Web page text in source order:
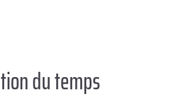
du temps